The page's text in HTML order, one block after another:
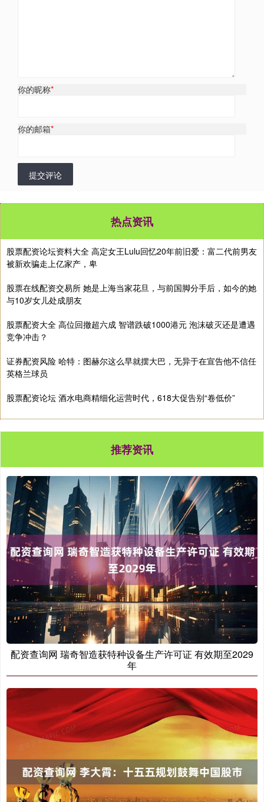
你的昵称*
你的邮箱*
提交评论
热点资讯
股票配资论坛资料大全 高定女王Lulu回忆20年前旧爱：富二代前男友
被新欢骗走上亿家产，卑
股票在线配资交易所 她是上海当家花旦，与前国脚分手后，如今的她
与10岁女儿处成朋友
股票配资大全 高位回撤超六成 智谱跌破1000港元 泡沫破灭还是遭遇
竞争冲击？
证券配资风险 哈特：图赫尔这么早就摆大巴，无异于在宣告他不信任
英格兰球员
股票配资论坛 酒水电商精细化运营时代，618大促告别“卷低价”
推荐资讯
配资查询网 瑞奇智造获特种设备生产许可证 有效期至2029
年